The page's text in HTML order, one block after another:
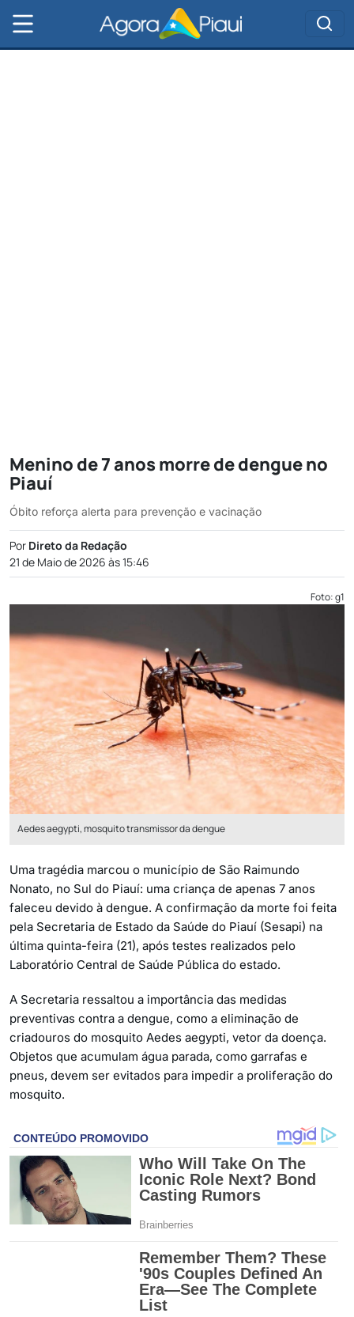
Menino de 7 anos morre de dengue no
Piauí
Óbito reforça alerta para prevenção e vacinação
Por Direto da Redação
21 de Maio de 2026 às 15:46
Foto: g1
Aedes aegypti, mosquito transmissor da dengue
Uma tragédia marcou o município de São Raimundo
Nonato, no Sul do Piauí: uma criança de apenas 7 anos
faleceu devido à dengue. A confirmação da morte foi feita
pela Secretaria de Estado da Saúde do Piauí (Sesapi) na
última quinta-feira (21), após testes realizados pelo
Laboratório Central de Saúde Pública do estado.
A Secretaria ressaltou a importância das medidas
preventivas contra a dengue, como a eliminação de
criadouros do mosquito Aedes aegypti, vetor da doença.
Objetos que acumulam água parada, como garrafas e
pneus, devem ser evitados para impedir a proliferação do
mosquito.